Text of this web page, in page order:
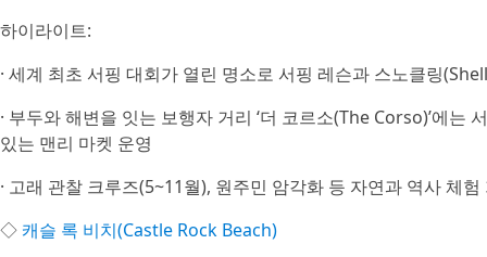
하이라이트:
· 세계 최초 서핑 대회가 열린 명소로 서핑 레슨과 스노클링
· 부두와 해변을 잇는 보행자 거리 ‘더 코르소(The Corso)’에는
있는 맨리 마켓 운영
· 고래 관찰 크루즈(5~11월), 원주민 암각화 등 자연과 역사 체험
◇ 캐슬 록 비치(Castle Rock Beach)